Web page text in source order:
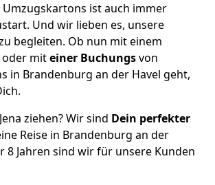
Umzugskartons ist auch immer
Und wir lieben es, unsere
begleiten. Ob nun mit einem
miteiner Buchungsvon
in Brandenburg an der Havel geht,
ziehen? Wir sind Dein perfekter
Reise in Brandenburg an der
8 Jahren sind wir für unsere Kunden